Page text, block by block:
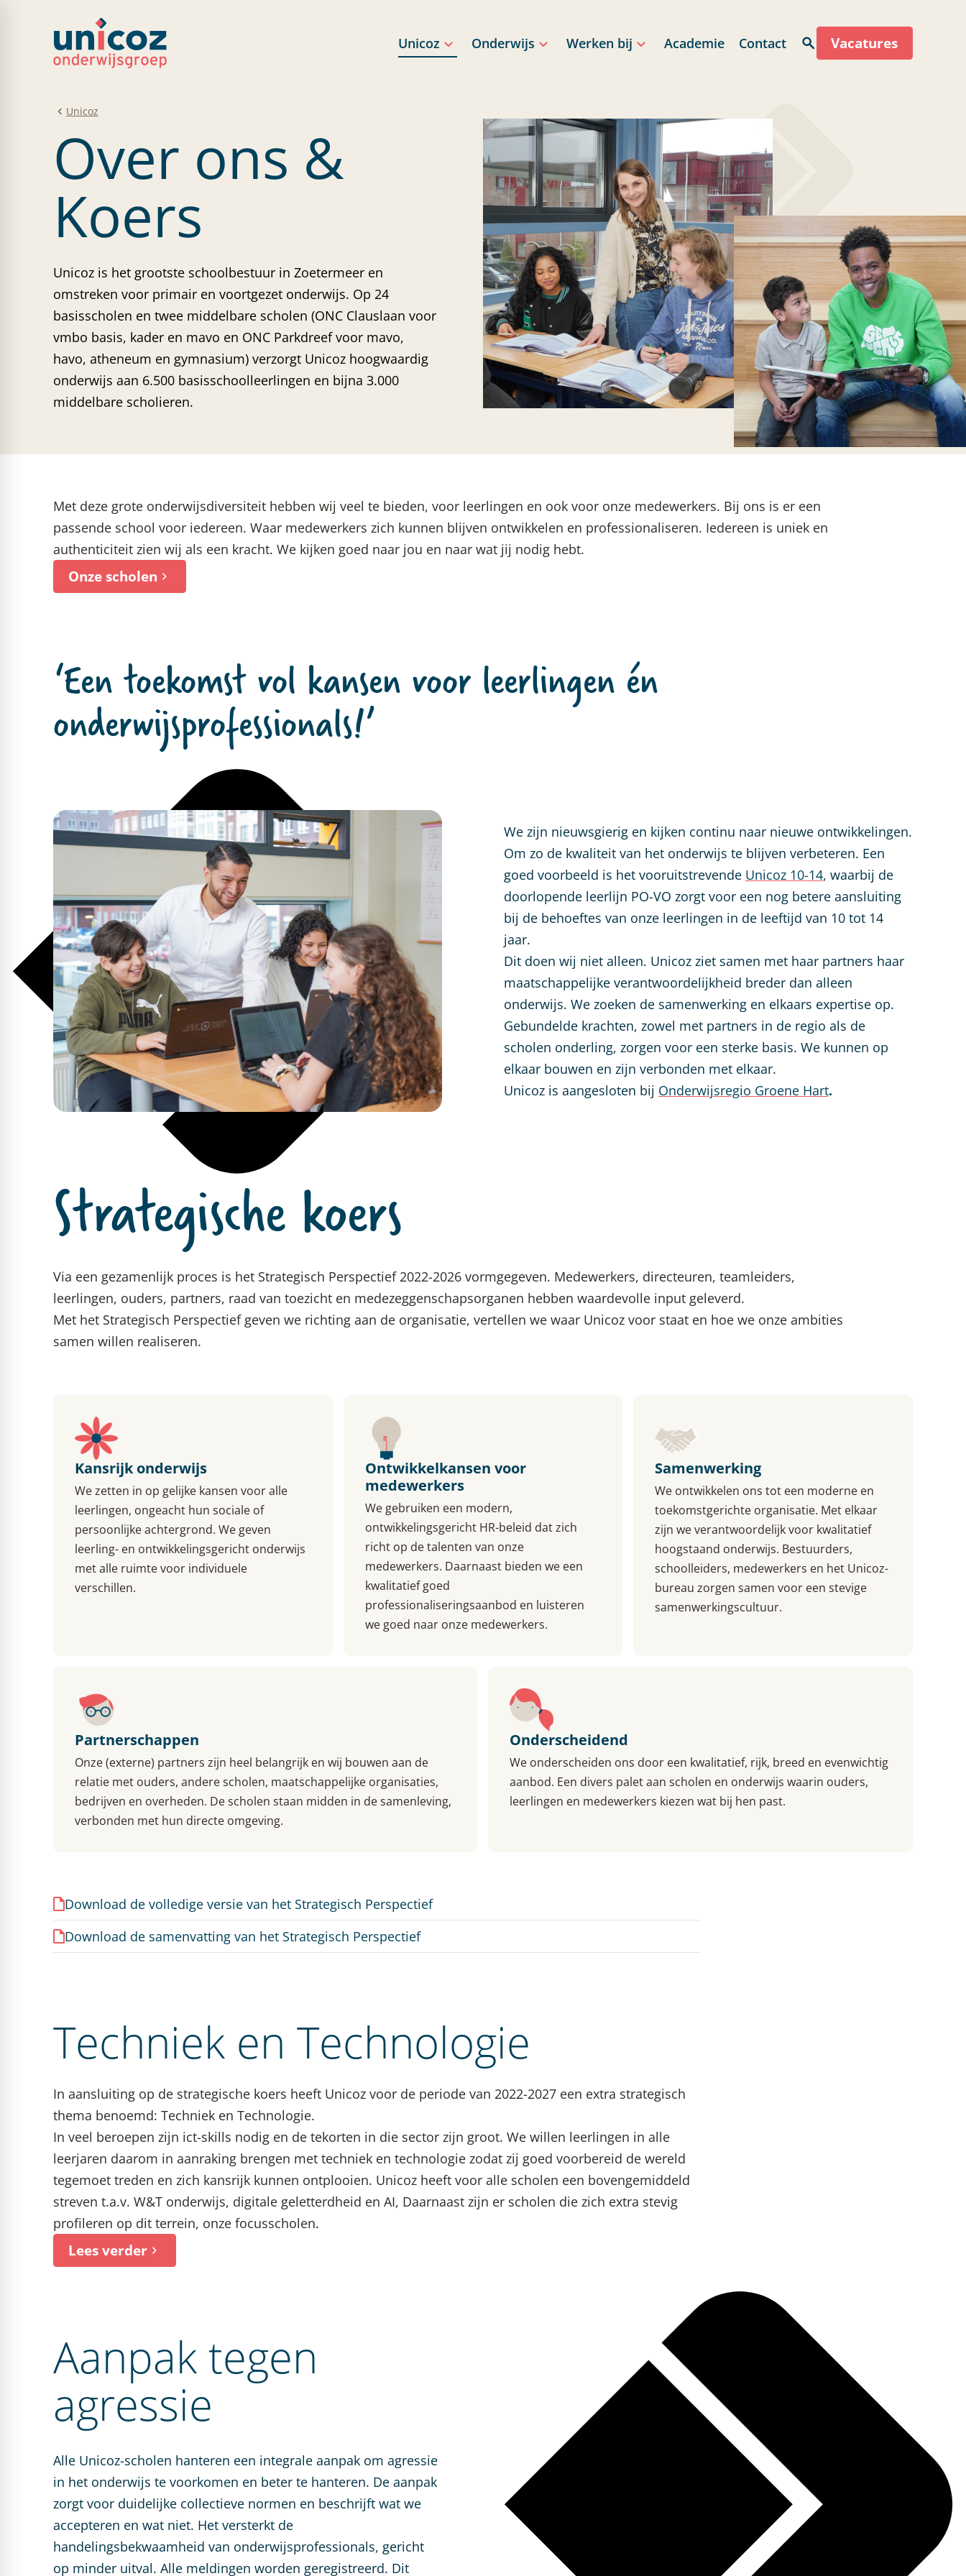
Unicoz Onderwijs Werken bij Academie Contact Vacatures
Unicoz
Over ons &
Koers
Unicoz is het grootste schoolbestuur in Zoetermeer en
omstreken voor primair en voortgezet onderwijs. Op 24
basisscholen en twee middelbare scholen (ONC Clauslaan voor
vmbo basis, kader en mavo en ONC Parkdreef voor mavo,
havo, atheneum en gymnasium) verzorgt Unicoz hoogwaardig
onderwijs aan 6.500 basisschoolleerlingen en bijna 3.000
middelbare scholieren.
Met deze grote onderwijsdiversiteit hebben wij veel te bieden, voor leerlingen en ook voor onze medewerkers. Bij ons is er een
passende school voor iedereen. Waar medewerkers zich kunnen blijven ontwikkelen en professionaliseren. Iedereen is uniek en
authenticiteit zien wij als een kracht. We kijken goed naar jou en naar wat jij nodig hebt.
Onze scholen
‘Een toekomst vol kansen voor leerlingen én
onderwijsprofessionals!’
We zijn nieuwsgierig en kijken continu naar nieuwe ontwikkelingen.
Om zo de kwaliteit van het onderwijs te blijven verbeteren. Een
goed voorbeeld is het vooruitstrevende Unicoz 10-14, waarbij de
doorlopende leerlijn PO-VO zorgt voor een nog betere aansluiting
bij de behoeftes van onze leerlingen in de leeftijd van 10 tot 14
jaar.
Dit doen wij niet alleen. Unicoz ziet samen met haar partners haar
maatschappelijke verantwoordelijkheid breder dan alleen
onderwijs. We zoeken de samenwerking en elkaars expertise op.
Gebundelde krachten, zowel met partners in de regio als de
scholen onderling, zorgen voor een sterke basis. We kunnen op
elkaar bouwen en zijn verbonden met elkaar.
Unicoz is aangesloten bij Onderwijsregio Groene Hart.
Strategische koers
Via een gezamenlijk proces is het Strategisch Perspectief 2022-2026 vormgegeven. Medewerkers, directeuren, teamleiders,
leerlingen, ouders, partners, raad van toezicht en medezeggenschapsorganen hebben waardevolle input geleverd.
Met het Strategisch Perspectief geven we richting aan de organisatie, vertellen we waar Unicoz voor staat en hoe we onze ambities
samen willen realiseren.
Kansrijk onderwijs
We zetten in op gelijke kansen voor alle
leerlingen, ongeacht hun sociale of
persoonlijke achtergrond. We geven
leerling- en ontwikkelingsgericht onderwijs
met alle ruimte voor individuele
verschillen.
Ontwikkelkansen voor
medewerkers
We gebruiken een modern,
ontwikkelingsgericht HR-beleid dat zich
richt op de talenten van onze
medewerkers. Daarnaast bieden we een
kwalitatief goed
professionaliseringsaanbod en luisteren
we goed naar onze medewerkers.
Samenwerking
We ontwikkelen ons tot een moderne en
toekomstgerichte organisatie. Met elkaar
zijn we verantwoordelijk voor kwalitatief
hoogstaand onderwijs. Bestuurders,
schoolleiders, medewerkers en het Unicoz-
bureau zorgen samen voor een stevige
samenwerkingscultuur.
Partnerschappen
Onze (externe) partners zijn heel belangrijk en wij bouwen aan de
relatie met ouders, andere scholen, maatschappelijke organisaties,
bedrijven en overheden. De scholen staan midden in de samenleving,
verbonden met hun directe omgeving.
Onderscheidend
We onderscheiden ons door een kwalitatief, rijk, breed en evenwichtig
aanbod. Een divers palet aan scholen en onderwijs waarin ouders,
leerlingen en medewerkers kiezen wat bij hen past.
Download de volledige versie van het Strategisch Perspectief
Download de samenvatting van het Strategisch Perspectief
Techniek en Technologie
In aansluiting op de strategische koers heeft Unicoz voor de periode van 2022-2027 een extra strategisch
thema benoemd: Techniek en Technologie.
In veel beroepen zijn ict-skills nodig en de tekorten in die sector zijn groot. We willen leerlingen in alle
leerjaren daarom in aanraking brengen met techniek en technologie zodat zij goed voorbereid de wereld
tegemoet treden en zich kansrijk kunnen ontplooien. Unicoz heeft voor alle scholen een bovengemiddeld
streven t.a.v. W&T onderwijs, digitale geletterdheid en AI, Daarnaast zijn er scholen die zich extra stevig
profileren op dit terrein, onze focusscholen.
Lees verder
Aanpak tegen
agressie
Alle Unicoz-scholen hanteren een integrale aanpak om agressie
in het onderwijs te voorkomen en beter te hanteren. De aanpak
zorgt voor duidelijke collectieve normen en beschrijft wat we
accepteren en wat niet. Het versterkt de
handelingsbekwaamheid van onderwijsprofessionals, gericht
op minder uitval. Alle meldingen worden geregistreerd. Dit